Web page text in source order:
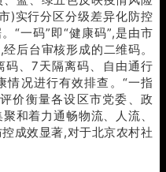
)实行分区分级差异化防控
“一码”即“健康码”,是由市
后台审核形成的二维码。
码、7天隔离码、自由通行
情况进行有效排查。“一指
价衡量各设区市党委、政
和着力通畅物流、人流、
成效显著,对于北京农村社